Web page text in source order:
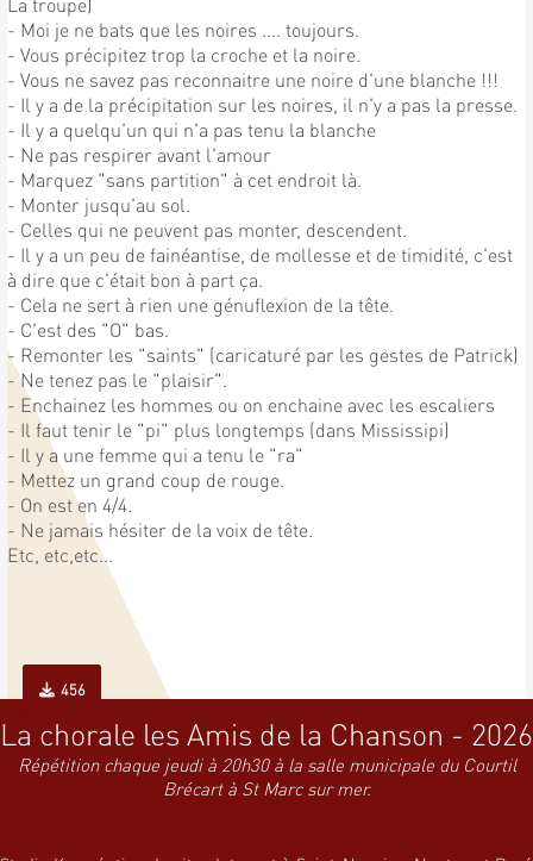
- Moi je ne bats que les noires .... toujours.
- Vous précipitez trop la croche et la noire.
- Vous ne savez pas reconnaitre une noire d'une blanche !!!
- Il y a de la précipitation sur les noires, il n'y a pas la presse.
- Il y a quelqu'un qui n'a pas tenu la blanche
- Ne pas respirer avant l'amour
- Marquez "sans partition" à cet endroit là.
- Monter jusqu'au sol.
- Celles qui ne peuvent pas monter, descendent.
- Il y a un peu de fainéantise, de mollesse et de timidité, c'est
à dire que c'était bon à part ça.
- Cela ne sert à rien une génuflexion de la tête.
- C'est des "O" bas.
- Remonter les "saints" (caricaturé par les gestes de Patrick)
- Ne tenez pas le "plaisir".
- Enchainez les hommes ou on enchaine avec les escaliers
- Il faut tenir le "pi" plus longtemps (dans Mississipi)
- Il y a une femme qui a tenu le "ra"
- Mettez un grand coup de rouge.
- On est en 4/4.
- Ne jamais hésiter de la voix de tête.
Etc, etc,etc...
456
La chorale les Amis de la Chanson - 2026
Répétition chaque jeudi à 20h30 à la salle municipale du Courtil
Brécart à St Marc sur mer.